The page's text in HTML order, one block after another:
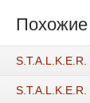
Похожие
S.T.A.L.K.E.R.